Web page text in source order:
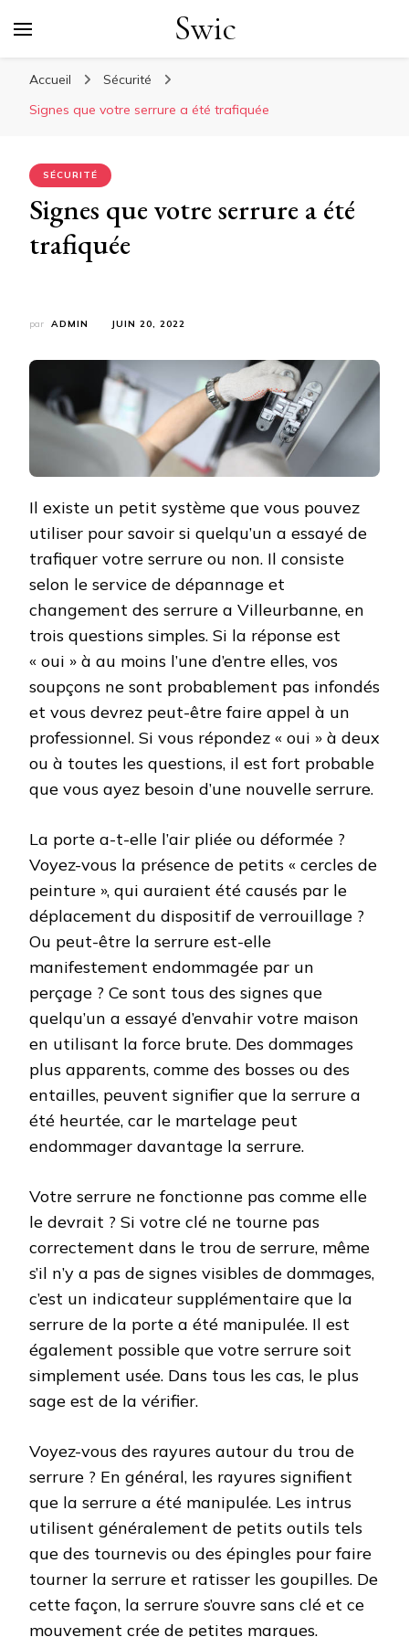
Swic
Accueil
Sécurité
Signes que votre serrure a été trafiquée
SÉCURITÉ
Signes que votre serrure a été
trafiquée
par ADMIN JUIN 20, 2022
Il existe un petit système que vous pouvez
utiliser pour savoir si quelqu’un a essayé de
trafiquer votre serrure ou non. Il consiste
selon le service de dépannage et
changement des serrure a Villeurbanne, en
trois questions simples. Si la réponse est
« oui » à au moins l’une d’entre elles, vos
soupçons ne sont probablement pas infondés
et vous devrez peut-être faire appel à un
professionnel. Si vous répondez « oui » à deux
ou à toutes les questions, il est fort probable
que vous ayez besoin d’une nouvelle serrure.
La porte a-t-elle l’air pliée ou déformée ?
Voyez-vous la présence de petits « cercles de
peinture », qui auraient été causés par le
déplacement du dispositif de verrouillage ?
Ou peut-être la serrure est-elle
manifestement endommagée par un
perçage ? Ce sont tous des signes que
quelqu’un a essayé d’envahir votre maison
en utilisant la force brute. Des dommages
plus apparents, comme des bosses ou des
entailles, peuvent signifier que la serrure a
été heurtée, car le martelage peut
endommager davantage la serrure.
Votre serrure ne fonctionne pas comme elle
le devrait ? Si votre clé ne tourne pas
correctement dans le trou de serrure, même
s’il n’y a pas de signes visibles de dommages,
c’est un indicateur supplémentaire que la
serrure de la porte a été manipulée. Il est
également possible que votre serrure soit
simplement usée. Dans tous les cas, le plus
sage est de la vérifier.
Voyez-vous des rayures autour du trou de
serrure ? En général, les rayures signifient
que la serrure a été manipulée. Les intrus
utilisent généralement de petits outils tels
que des tournevis ou des épingles pour faire
tourner la serrure et ratisser les goupilles. De
cette façon, la serrure s’ouvre sans clé et ce
mouvement crée de petites marques.